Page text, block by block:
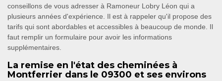
conseillons de vous adresser à Ramoneur Lobry Léon qui a
plusieurs années d'expérience. Il est à rappeler qu'il propose des
tarifs qui sont abordables et accessibles à beaucoup de monde. Il
faut remplir un formulaire pour avoir les informations
supplémentaires.
La remise en l'état des cheminées à
Montferrier dans le 09300 et ses environs